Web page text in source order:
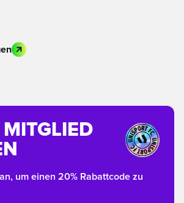
MITGLIED
um einen 20% Rabattcode zu